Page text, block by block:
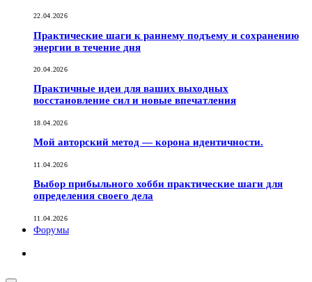
22.04.2026
Практические шаги к раннему подъему и сохранению
энергии в течение дня
20.04.2026
Практичные идеи для ваших выходных
восстановление сил и новые впечатления
18.04.2026
Мой авторский метод — корона идентичности.
11.04.2026
Выбор прибыльного хобби практические шаги для
определения своего дела
11.04.2026
Форумы